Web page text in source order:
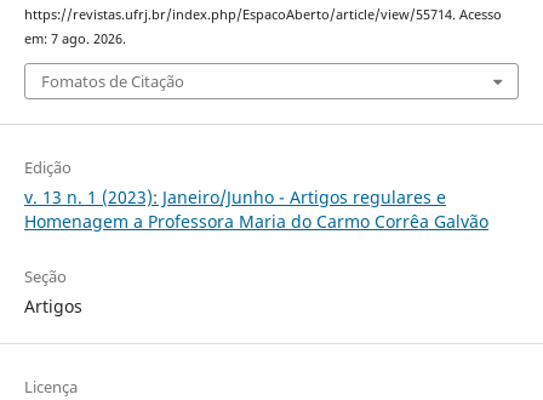
https://revistas.ufrj.br/index.php/EspacoAberto/article/view/55714. Acesso
em: 7 ago. 2026.
Fomatos de Citação
Edição
v. 13 n. 1 (2023): Janeiro/Junho - Artigos regulares e
Homenagem a Professora Maria do Carmo Corrêa Galvão
Seção
Artigos
Licença